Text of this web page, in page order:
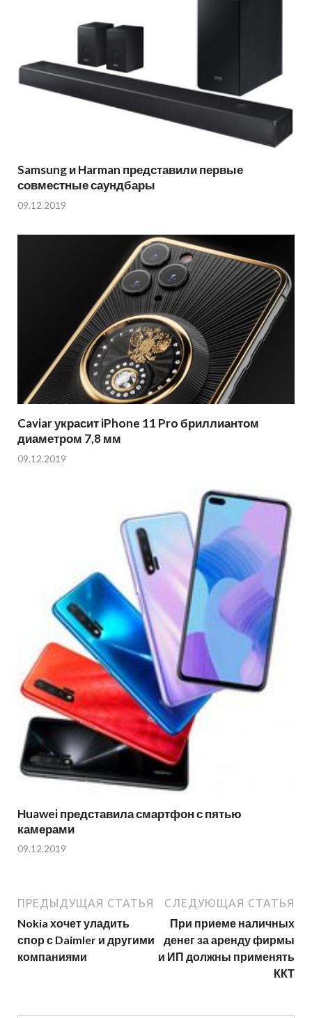
Samsung и Harman представили первые
совместные саундбары
09.12.2019
Caviar украсит iPhone 11 Pro бриллиантом
диаметром 7,8 мм
09.12.2019
Huawei представила смартфон с пятью
камерами
09.12.2019
ПРЕДЫДУЩАЯ СТАТЬЯ
Nokia хочет уладить
спор с Daimler и другими
компаниями
СЛЕДУЮЩАЯ СТАТЬЯ
При приеме наличных
денег за аренду фирмы
и ИП должны применять
ККТ